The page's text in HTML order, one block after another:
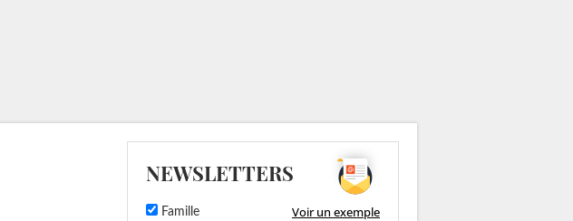
NEWSLETTERS
Famille Voir un exemple